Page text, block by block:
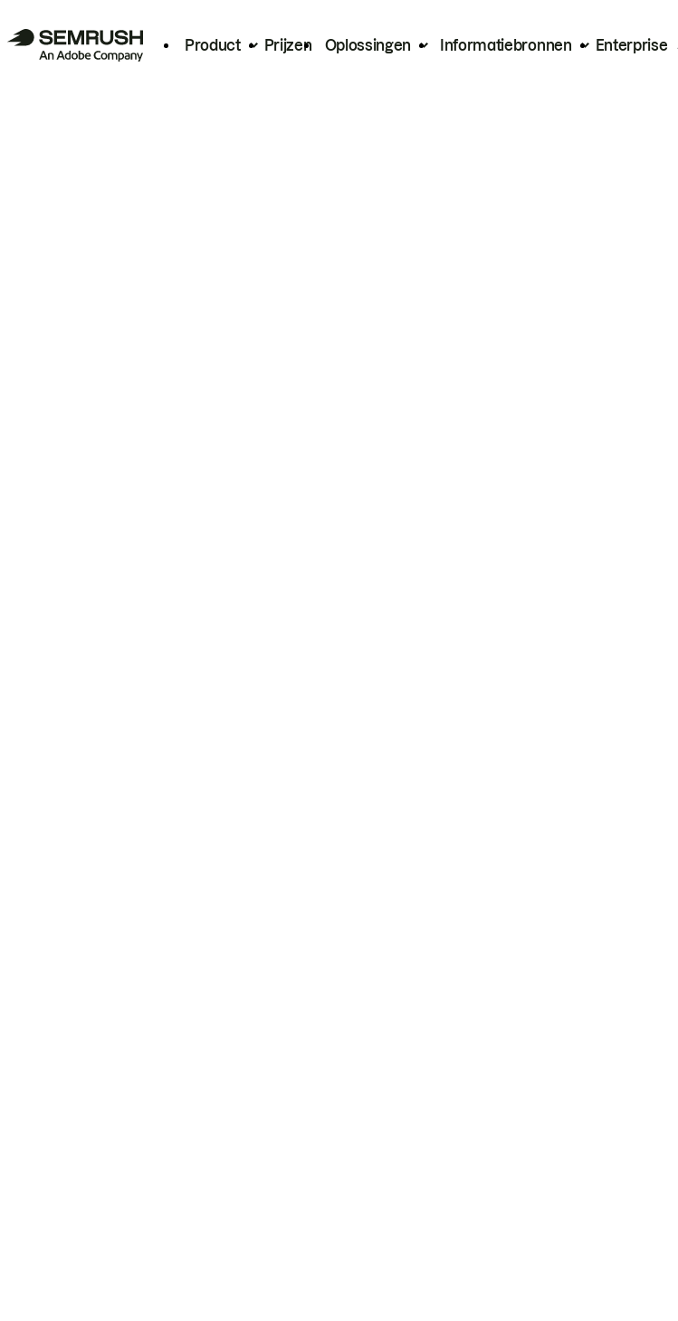
Product Prijzen Oplossingen Informatiebronnen Enterprise